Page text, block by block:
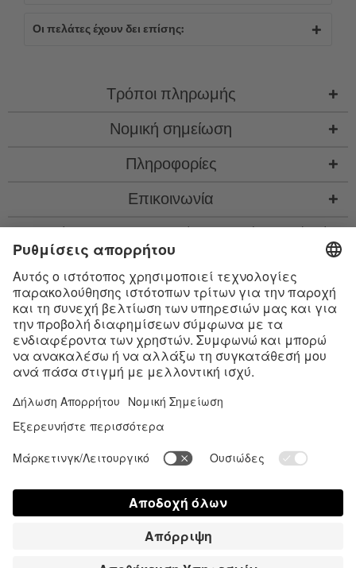
Οι πελάτες έχουν δει επίσης:
Τρόποι πληρωμής
Νομική σημείωση
Πληροφορίες
Επικοινωνία
παραλαβής, αν δεν περιγράφεται κάτι διαφορετικό
Bluetooth SIG, Inc. και η χρήση τέτοιων σημάτων από την Satisfyer GmbH
πραγματοποιείται κατόπιν παραχώρησης σχετικής άδειας.
Το Apple, το λογότυπο Apple και το Apple Watch είναι εμπορικά σήματα της
Apple Inc. Το Google Play και το λογότυπο του Google Play είναι εμπορικά
σήματα της Google LLC.
Contact us today Ρυθμίσεις cookie